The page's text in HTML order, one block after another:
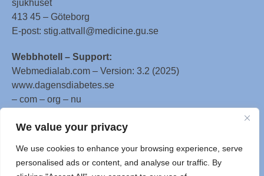
We value your privacy
We use cookies to enhance your browsing experience, serve
personalised ads or content, and analyse our traffic. By
sjukhuset
413 45 – Göteborg
E-post: stig.attvall@medicine.gu.se
Webbhotell – Support:
Webmedialab.com – Version: 3.2 (2025)
www.dagensdiabetes.se
– com – org – nu
All material on this website
WebMD LLC. This website also contains material
copyrighted by 3rd parties.